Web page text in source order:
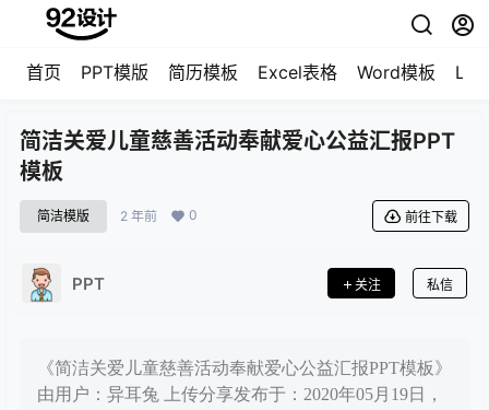
首页 PPT模版 简历模板 Excel表格 Word模板
简洁关爱儿童慈善活动奉献爱心公益汇报PPT
模板
简洁模版 2 年前 0 前往下载
PPT 关注 私信
《简洁关爱儿童慈善活动奉献爱心公益汇报PPT模板》
由用户：异耳兔 上传分享发布于：2020年05月19日，